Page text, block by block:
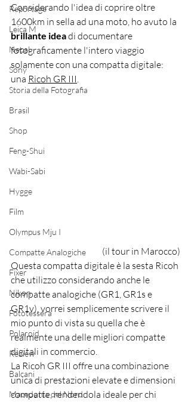
Reportage
Leica M
Nepal
Sony
Storia della Fotografia
Brasil
Shop
Feng-Shui
Wabi-Sabi
Hygge
Film
Olympus Mju I
Compatte Analogiche
Fixer
Nikon
Fototessera
Polaroid
Review
Balcani
Macedonia del Nord
Considerando l'idea di coprire oltre
1600km in sella ad una moto, ho avuto la
brillante idea di documentare
fotograficamente l'intero viaggio
solamente con una compatta digitale:
una Ricoh GR III.
(il tour in Marocco)
Questa compatta digitale è la sesta Ricoh
che utilizzo considerando anche le
compatte analogiche (GR1, GR1s e
GR1v), vorrei semplicemente scrivere il
mio punto di vista su quella che è
realmente una delle migliori compatte
digitali in commercio.
La Ricoh GR III offre una combinazione
unica di prestazioni elevate e dimensioni
compatte, rendendola ideale per chi